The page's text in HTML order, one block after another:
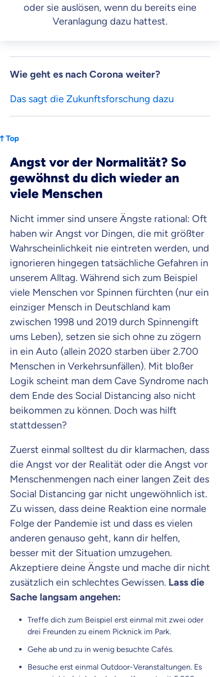
oder sie auslösen, wenn du bereits eine
Veranlagung dazu hattest.
Wie geht es nach Corona weiter?
Das sagt die Zukunftsforschung dazu
Top
Angst vor der Normalität? So
gewöhnst du dich wieder an
viele Menschen
Nicht immer sind unsere Ängste rational: Oft
haben wir Angst vor Dingen, die mit größter
Wahrscheinlichkeit nie eintreten werden, und
ignorieren hingegen tatsächliche Gefahren in
unserem Alltag. Während sich zum Beispiel
viele Menschen vor Spinnen fürchten (nur ein
einziger Mensch in Deutschland kam
zwischen 1998 und 2019 durch Spinnengift
ums Leben), setzen sie sich ohne zu zögern
in ein Auto (allein 2020 starben über 2.700
Menschen in Verkehrsunfällen). Mit bloßer
Logik scheint man dem Cave Syndrome nach
dem Ende des Social Distancing also nicht
beikommen zu können. Doch was hilft
stattdessen?
Zuerst einmal solltest du dir klarmachen, dass
die Angst vor der Realität oder die Angst vor
Menschenmengen nach einer langen Zeit des
Social Distancing gar nicht ungewöhnlich ist.
Zu wissen, dass deine Reaktion eine normale
Folge der Pandemie ist und dass es vielen
anderen genauso geht, kann dir helfen,
besser mit der Situation umzugehen.
Akzeptiere deine Ängste und mache dir nicht
zusätzlich ein schlechtes Gewissen. Lass die
Sache langsam angehen:
Treffe dich zum Beispiel erst einmal mit zwei oder
drei Freunden zu einem Picknick im Park.
Gehe ab und zu in wenig besuchte Cafés.
Besuche erst einmal Outdoor-Veranstaltungen. Es